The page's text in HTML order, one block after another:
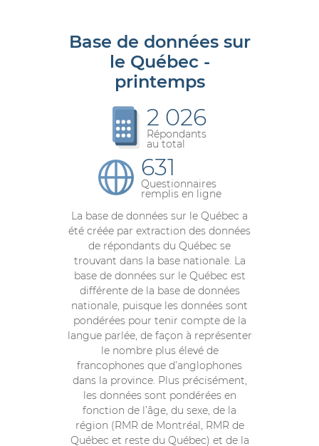
Base de données sur
le Québec -
printemps
2 026
Répondants
au total
631
Questionnaires
remplis en ligne
La base de données sur le Québec a
été créée par extraction des données
de répondants du Québec se
trouvant dans la base nationale. La
base de données sur le Québec est
différente de la base de données
nationale, puisque les données sont
pondérées pour tenir compte de la
langue parlée, de façon à représenter
le nombre plus élevé de
francophones que d’anglophones
dans la province. Plus précisément,
les données sont pondérées en
fonction de l’âge, du sexe, de la
région (RMR de Montréal, RMR de
Québec et reste du Québec) et de la